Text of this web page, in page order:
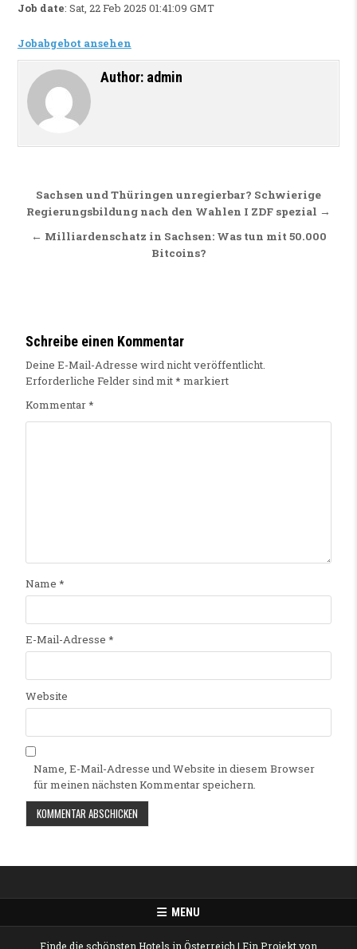
Job date: Sat, 22 Feb 2025 01:41:09 GMT
Jobabgebot ansehen
Author: admin
Beitragsnavigation
Sachsen und Thüringen unregierbar? Schwierige
Regierungsbildung nach den Wahlen I ZDF spezial →
← Milliardenschatz in Sachsen: Was tun mit 50.000
Bitcoins?
Schreibe einen Kommentar
Deine E-Mail-Adresse wird nicht veröffentlicht.
Erforderliche Felder sind mit* markiert
Kommentar*
Name *
E-Mail-Adresse *
Website
Name, E-Mail-Adresse und Website in diesem Browser
für meinen nächsten Kommentar speichern.
MENU
Finde die schönsten Hotels in Österreich | Ein Projekt von